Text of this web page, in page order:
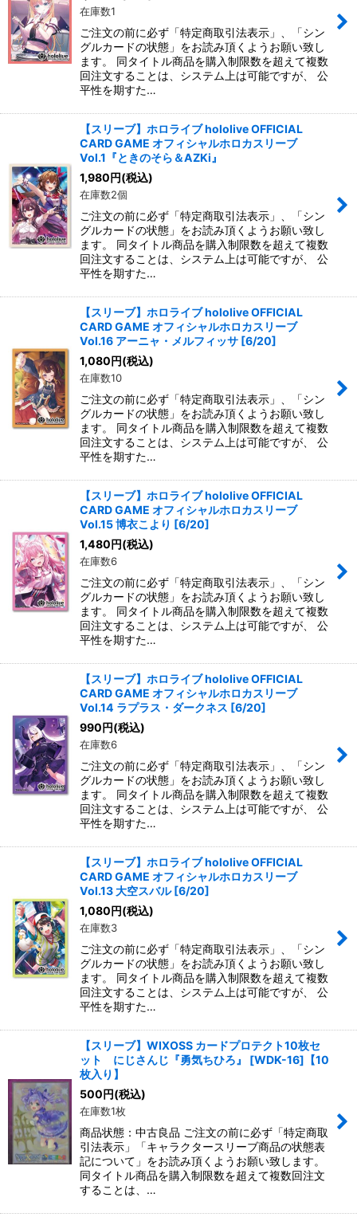
在庫数1
ご注文の前に必ず「特定商取引法表示」、「シン
グルカードの状態」をお読み頂くようお願い致し
ます。 同タイトル商品を購入制限数を超えて複数
回注文することは、システム上は可能ですが、 公
平性を期すた…
【スリーブ】ホロライブ hololive OFFICIAL
CARD GAME オフィシャルホロカスリーブ
Vol.1『ときのそら＆AZKi』
1,980円(税込)
在庫数2個
ご注文の前に必ず「特定商取引法表示」、「シン
グルカードの状態」をお読み頂くようお願い致し
ます。 同タイトル商品を購入制限数を超えて複数
回注文することは、システム上は可能ですが、 公
平性を期すた…
【スリーブ】ホロライブ hololive OFFICIAL
CARD GAME オフィシャルホロカスリーブ
Vol.16 アーニャ・メルフィッサ [6/20]
1,080円(税込)
在庫数10
ご注文の前に必ず「特定商取引法表示」、「シン
グルカードの状態」をお読み頂くようお願い致し
ます。 同タイトル商品を購入制限数を超えて複数
回注文することは、システム上は可能ですが、 公
平性を期すた…
【スリーブ】ホロライブ hololive OFFICIAL
CARD GAME オフィシャルホロカスリーブ
Vol.15 博衣こより [6/20]
1,480円(税込)
在庫数6
ご注文の前に必ず「特定商取引法表示」、「シン
グルカードの状態」をお読み頂くようお願い致し
ます。 同タイトル商品を購入制限数を超えて複数
回注文することは、システム上は可能ですが、 公
平性を期すた…
【スリーブ】ホロライブ hololive OFFICIAL
CARD GAME オフィシャルホロカスリーブ
Vol.14 ラプラス・ダークネス [6/20]
990円(税込)
在庫数6
ご注文の前に必ず「特定商取引法表示」、「シン
グルカードの状態」をお読み頂くようお願い致し
ます。 同タイトル商品を購入制限数を超えて複数
回注文することは、システム上は可能ですが、 公
平性を期すた…
【スリーブ】ホロライブ hololive OFFICIAL
CARD GAME オフィシャルホロカスリーブ
Vol.13 大空スバル [6/20]
1,080円(税込)
在庫数3
ご注文の前に必ず「特定商取引法表示」、「シン
グルカードの状態」をお読み頂くようお願い致し
ます。 同タイトル商品を購入制限数を超えて複数
回注文することは、システム上は可能ですが、 公
平性を期すた…
【スリーブ】WIXOSS カードプロテクト10枚セ
ット にじさんじ『勇気ちひろ』 [WDK-16]【10
枚入り】
500円(税込)
在庫数1枚
商品状態：中古良品 ご注文の前に必ず「特定商取
引法表示」「キャラクタースリーブ商品の状態表
記について」をお読み頂くようお願い致します。
同タイトル商品を購入制限数を超えて複数回注文
することは、…